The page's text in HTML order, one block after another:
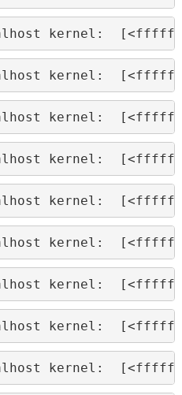
kernel:
kernel:
kernel:
kernel:
kernel:
kernel:
kernel:
kernel:
kernel: